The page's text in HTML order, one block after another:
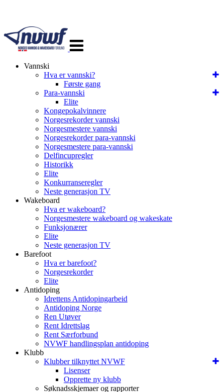
navigasjon
Vannski
Hva er vannski?
Første gang
Para-vannski
Elite
Kongepokalvinnere
Norgesrekorder vannski
Norgesmestere vannski
Norgesrekorder para-vannski
Norgesmestere para-vannski
Delfincupregler
Historikk
Elite
Konkurranseregler
Neste generasjon TV
Wakeboard
Hva er wakeboard?
Norgesmestere wakeboard og wakeskate
Funksjonærer
Elite
Neste generasjon TV
Barefoot
Hva er barefoot?
Norgesrekorder
Elite
Antidoping
Idrettens Antidopingarbeid
Antidoping Norge
Ren Utøver
Rent Idrettslag
Rent Særforbund
NVWF handlingsplan antidoping
Klubb
Klubber tilknyttet NVWF
Lisenser
Opprette ny klubb
Søknadsskjemaer og rapporter